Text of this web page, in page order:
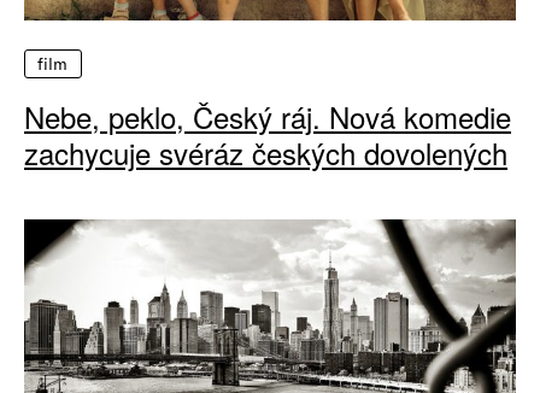
film
Nebe, peklo, Český ráj. Nová komedie
zachycuje svéráz českých dovolených